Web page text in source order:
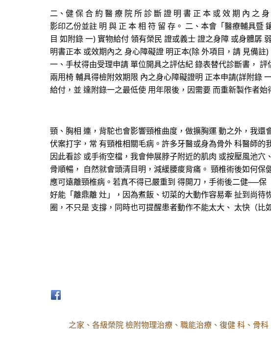
二、健 保 合 約 醫 療 院 所 診 斷 證 明 書 正 本 或 效 期 內 之
影印乙份並註 明 與 正 本 相 符 留 存。 二、本會「醫療輔具
目 如附錄 一) 實物給付 領有榮民 證或義士 證之身障 或身體孱
明書正本 或效期內之 身心障礙證 明正本(除 外項目，請 見備註)
一、手杖得由受理申請 單位開具之評估紀 錄表替代診斷書，
兩用椅 輔具得檢附效期限 內之身心障礙證明 正本申請(詳附錄
給付，並 達附錄一之最低使 用年限後，因需要 而重新製作者
頸、胸相 連，背駝也會影響頸椎曲度，做擴胸運 動之外，我
伏案打字，常 有頸椎相關毛病。許多牙醫或身為骨外 科醫師
因此看診 或手術空檔，我會伸展脖子附近的肌肉 或按壓風池
骨順暢， 自然就會頭清目明，減緩腰痠背痛。 頸椎術後如何保
應可遠離頸椎病。若真不得已嚴重到 得開刀，手術後二健──
好能「離鼎離 灶」，因為煮飯、切菜的大動作容易牽 扯到尚
圈，不只是 支撐，同時也可提醒患者動作不能太大、 太快（比
之家、各級榮院 檢附物理治療、職能治療、復健 科、骨科